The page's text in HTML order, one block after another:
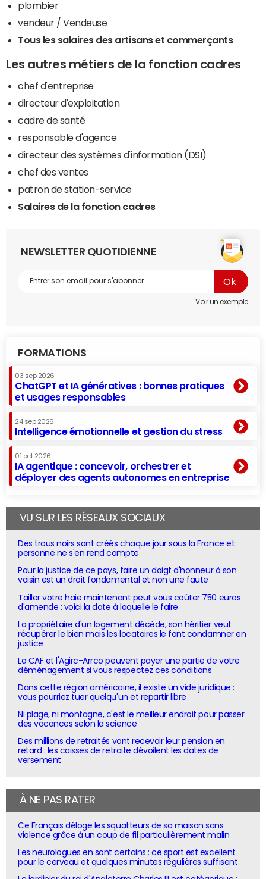
plombier
vendeur / Vendeuse
Tous les salaires des artisans et commerçants
Les autres métiers de la fonction cadres
chef d'entreprise
directeur d'exploitation
cadre de santé
responsable d'agence
directeur des systèmes d'information (DSI)
chef des ventes
patron de station-service
Salaires de la fonction cadres
NEWSLETTER QUOTIDIENNE
Voir un exemple
FORMATIONS
03 sep 2026
ChatGPT et IA génératives : bonnes pratiques
et usages responsables
24 sep 2026
Intelligence émotionnelle et gestion du stress
01 oct 2026
IA agentique : concevoir, orchestrer et
déployer des agents autonomes en entreprise
VU SUR LES RÉSEAUX SOCIAUX
Des trous noirs sont créés chaque jour sous la France et
personne ne s'en rend compte
Pour la justice de ce pays, faire un doigt d'honneur à son
voisin est un droit fondamental et non une faute
Tailler votre haie maintenant peut vous coûter 750 euros
d'amende : voici la date à laquelle le faire
La propriétaire d'un logement décède, son héritier veut
récupérer le bien mais les locataires le font condamner en
justice
La CAF et l'Agirc-Arrco peuvent payer une partie de votre
déménagement si vous respectez ces conditions
Dans cette région américaine, il existe un vide juridique :
vous pourriez tuer quelqu'un et repartir libre
Ni plage, ni montagne, c'est le meilleur endroit pour passer
des vacances selon la science
Des millions de retraités vont recevoir leur pension en
retard : les caisses de retraite dévoilent les dates de
versement
À NE PAS RATER
Ce Français déloge les squatteurs de sa maison sans
violence grâce à un coup de fil particulièrement malin
Les neurologues en sont certains : ce sport est excellent
pour le cerveau et quelques minutes régulières suffisent